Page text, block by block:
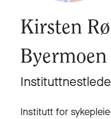
Kirsten
Byermoen
Institutt for